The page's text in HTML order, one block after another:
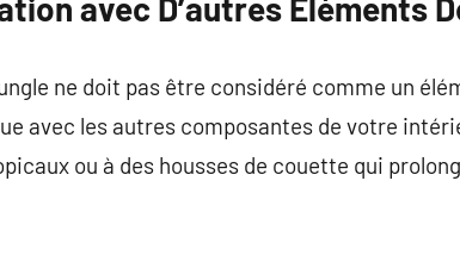
avec D’autres Éléments
ne doit pas être considéré comme un
avec les autres composantes de votre
ou à des housses de couette qui